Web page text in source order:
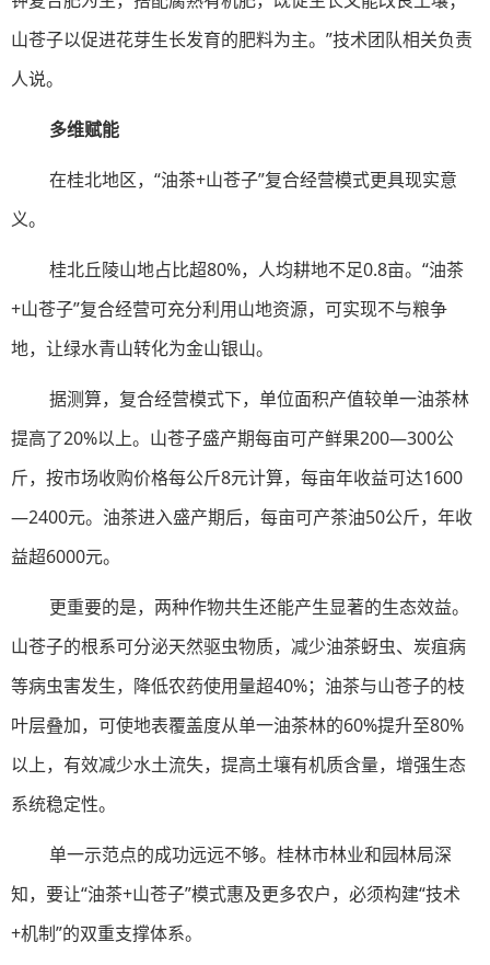
山苍子以促进花芽生长发育的肥料为主。”技术团队相关负责
人说。
多维赋能
在桂北地区，“油茶+山苍子”复合经营模式更具现实意
义。
桂北丘陵山地占比超80%，人均耕地不足0.8亩。“油茶
+山苍子”复合经营可充分利用山地资源，可实现不与粮争
地，让绿水青山转化为金山银山。
据测算，复合经营模式下，单位面积产值较单一油茶林
提高了20%以上。山苍子盛产期每亩可产鲜果200—300公
斤，按市场收购价格每公斤8元计算，每亩年收益可达1600
—2400元。油茶进入盛产期后，每亩可产茶油50公斤，年收
益超6000元。
更重要的是，两种作物共生还能产生显著的生态效益。
山苍子的根系可分泌天然驱虫物质，减少油茶蚜虫、炭疽病
等病虫害发生，降低农药使用量超40%；油茶与山苍子的枝
叶层叠加，可使地表覆盖度从单一油茶林的60%提升至80%
以上，有效减少水土流失，提高土壤有机质含量，增强生态
系统稳定性。
单一示范点的成功远远不够。桂林市林业和园林局深
知，要让“油茶+山苍子”模式惠及更多农户，必须构建“技术
+机制”的双重支撑体系。